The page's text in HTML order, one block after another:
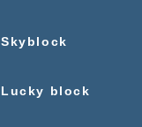
Skyblock
Lucky block